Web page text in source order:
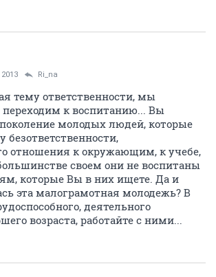
Ri_na
тему ответственности, мы
переходим к воспитанию... Вы
молодых людей, которые
безответственности,
отношения к окружающим, к учебе,
своем они не воспитаны
которые Вы в них ищете. Да и
эта малограмотная молодежь? В
деятельного
возраста, работайте с ними...